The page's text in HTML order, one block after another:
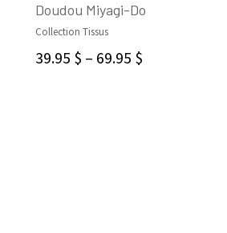
Doudou Miyagi-Do
Collection Tissus
39.95 $ – 69.95 $